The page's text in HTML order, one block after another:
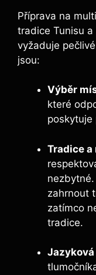
Příprava na
tradice Tunisu
vyžaduje
jsou:
Výběr
které
poskytuje
Tradice
zahrnout
zatímco
tradice.